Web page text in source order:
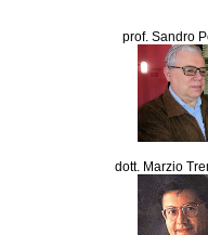
prof. Sandro
dott. Marzio